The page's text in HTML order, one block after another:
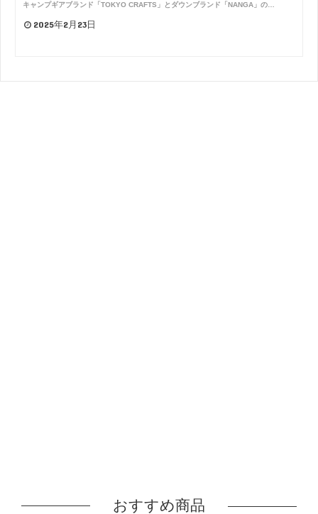
キャンプギアブランド「TOKYO CRAFTS」とダウンブランド「NANGA」の…
2025年2月23日
おすすめ商品